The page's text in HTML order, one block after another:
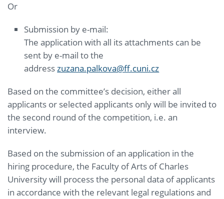
Or
Submission by e-mail:
The application with all its attachments can be
sent by e-mail to the
addresszuzana.palkova@ff.cuni.cz
Based on the committee’s decision, either all
applicants or selected applicants only will be invited to
the second round of the competition, i.e. an
interview.
Based on the submission of an application in the
hiring procedure, the Faculty of Arts of Charles
University will process the personal data of applicants
in accordance with the relevant legal regulations and